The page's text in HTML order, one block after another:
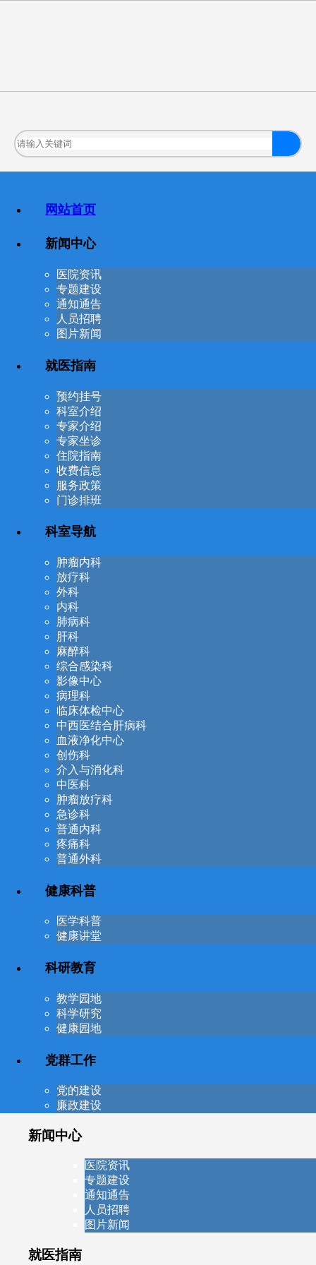
网站首页
新闻中心
医院资讯
专题建设
通知通告
人员招聘
图片新闻
就医指南
预约挂号
科室介绍
专家介绍
专家坐诊
住院指南
收费信息
服务政策
门诊排班
科室导航
肿瘤内科
放疗科
外科
内科
肺病科
肝科
麻醉科
综合感染科
影像中心
病理科
临床体检中心
中西医结合肝病科
血液净化中心
创伤科
介入与消化科
中医科
肿瘤放疗科
急诊科
普通内科
疼痛科
普通外科
健康科普
医学科普
健康讲堂
科研教育
教学园地
科学研究
健康园地
党群工作
党的建设
廉政建设
新闻中心
医院资讯
专题建设
通知通告
人员招聘
图片新闻
就医指南